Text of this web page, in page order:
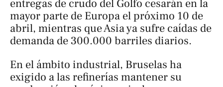
entregas de crudo del Golfo cesarán en la
mayor parte de Europa el próximo 10 de
abril, mientras que Asia ya sufre caídas de
demanda de 300.000 barriles diarios.
En el ámbito industrial, Bruselas ha
exigido a las refinerías mantener su